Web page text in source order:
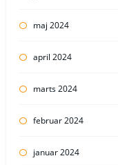
maj 2024
april 2024
marts 2024
februar 2024
januar 2024